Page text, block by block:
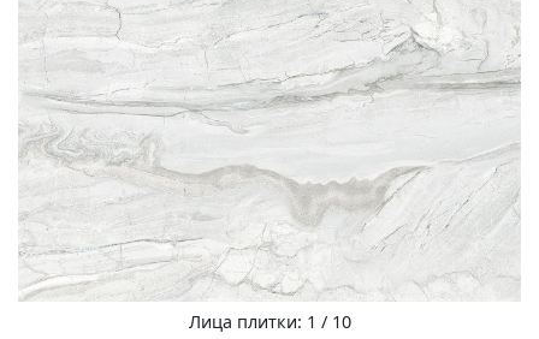
Лица плитки: 1 / 10